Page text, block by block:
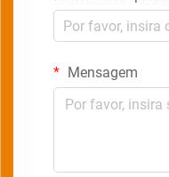
Mensagem